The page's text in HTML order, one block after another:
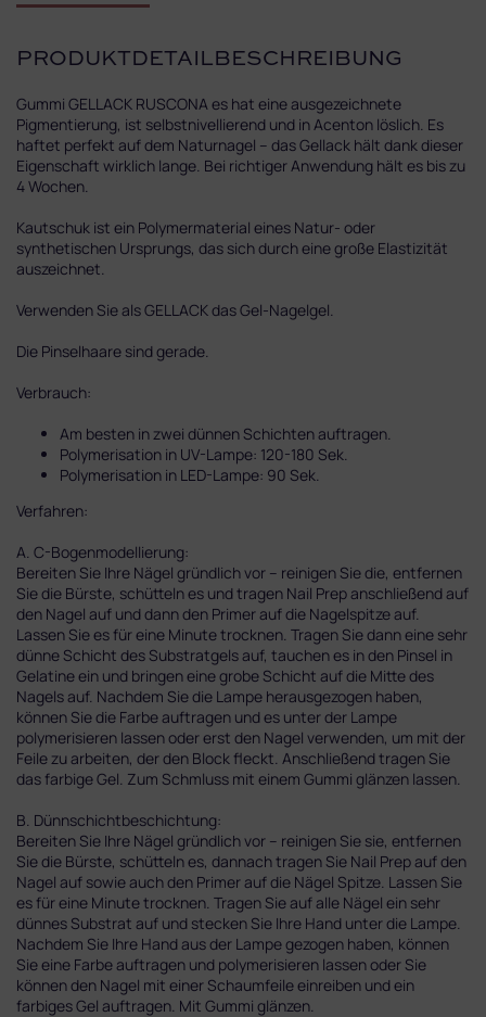
PRODUKTDETAILBESCHREIBUNG
Gummi GELLACK RUSCONA es hat eine ausgezeichnete
Pigmentierung, ist selbstnivellierend und in Acenton löslich. Es
haftet perfekt auf dem Naturnagel – das Gellack hält dank dieser
Eigenschaft wirklich lange. Bei richtiger Anwendung hält es bis zu
4 Wochen.
Kautschuk ist ein Polymermaterial eines Natur- oder
synthetischen Ursprungs, das sich durch eine große Elastizität
auszeichnet.
Verwenden Sie als GELLACK das Gel-Nagelgel.
Die Pinselhaare sind gerade.
Verbrauch:
Am besten in zwei dünnen Schichten auftragen.
Polymerisation in UV-Lampe: 120-180 Sek.
Polymerisation in LED-Lampe: 90 Sek.
Verfahren:
A. C-Bogenmodellierung:
Bereiten Sie Ihre Nägel gründlich vor – reinigen Sie die, entfernen
Sie die Bürste, schütteln es und tragen Nail Prep anschließend auf
den Nagel auf und dann den Primer auf die Nagelspitze auf.
Lassen Sie es für eine Minute trocknen. Tragen Sie dann eine sehr
dünne Schicht des Substratgels auf, tauchen es in den Pinsel in
Gelatine ein und bringen eine grobe Schicht auf die Mitte des
Nagels auf. Nachdem Sie die Lampe herausgezogen haben,
können Sie die Farbe auftragen und es unter der Lampe
polymerisieren lassen oder erst den Nagel verwenden, um mit der
Feile zu arbeiten, der den Block fleckt. Anschließend tragen Sie
das farbige Gel. Zum Schmluss mit einem Gummi glänzen lassen.
B. Dünnschichtbeschichtung:
Bereiten Sie Ihre Nägel gründlich vor – reinigen Sie sie, entfernen
Sie die Bürste, schütteln es, dannach tragen Sie Nail Prep auf den
Nagel auf sowie auch den Primer auf die Nägel Spitze. Lassen Sie
es für eine Minute trocknen. Tragen Sie auf alle Nägel ein sehr
dünnes Substrat auf und stecken Sie Ihre Hand unter die Lampe.
Nachdem Sie Ihre Hand aus der Lampe gezogen haben, können
Sie eine Farbe auftragen und polymerisieren lassen oder Sie
können den Nagel mit einer Schaumfeile einreiben und ein
farbiges Gel auftragen. Mit Gummi glänzen.